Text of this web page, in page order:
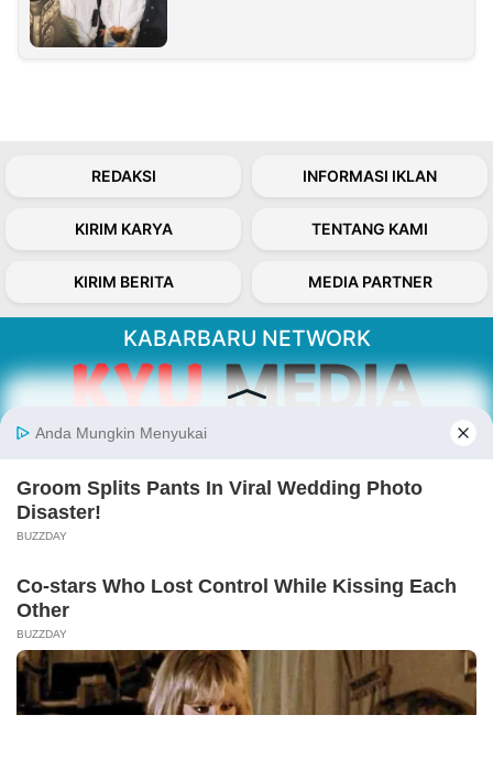
REDAKSI INFORMASI IKLAN
KIRIM KARYA TENTANG KAMI
KIRIM BERITA MEDIA PARTNER
KABARBARU NETWORK